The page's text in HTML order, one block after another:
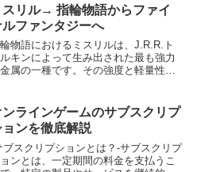
、スタミナを浪費すると、重要な瞬間
動不能に陥る可能性があります。し
って、スタミナゲージを適切に理解
ことは、ゲーム攻略において不可欠
となります。
に付け込んで成果を横取りするので
。
スリル→ 指輪物語からファイ
ルファンタジーへ
物語におけるミスリルは、J.R.R.ト
キンによって生み出された最も強力
属の一種です。その強度と軽量性か
魔法への耐性があり、One Ring（唯
の指輪）の腐敗した影響からも身を守
とができます。このため、フロド・
ンズの鎖帷子はミスリルで作られて
、サウロンの攻撃から彼を守りまし
ンラインゲームのサブスクリプ
ョンを徹底解説
ブスクリプションとは？-サブスクリプ
ンとは、一定期間の料金を支払うこ